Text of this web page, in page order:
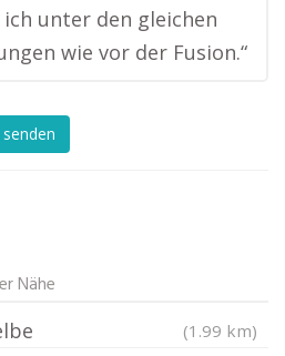
unter den gleichen
wie vor der Fusion.“
Nähe
(1.99 km)